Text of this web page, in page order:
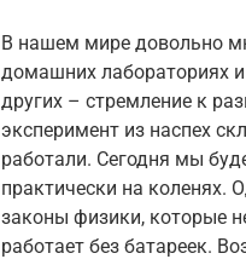
В нашем мире довольно
домашних лабораториях
других – стремление к
эксперимент из наспех
работали. Сегодня мы
практически на коленях.
законы физики, которые
работает без батареек.